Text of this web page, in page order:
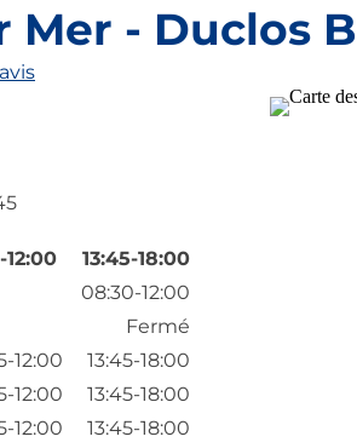
Mer - Duclos
13:45-18:00
08:30-12:00
Fermé
12:00
13:45-18:00
12:00
13:45-18:00
12:00
13:45-18:00